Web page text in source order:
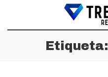
Etiqueta: